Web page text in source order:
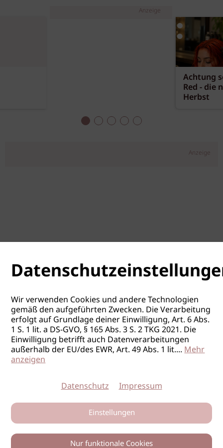
Anzeige
Achtung
Red - die
Herbst
Anzeige
Wir verwenden Cookies und andere Technologien
gemäß den aufgeführten Zwecken. Die Verarbeitung
erfolgt auf Grundlage deiner Einwilligung, Art. 6 Abs.
1 S. 1 lit. a DS-GVO, § 165 Abs. 3 S. 2 TKG 2021. Die
Einwilligung betrifft auch Datenverarbeitungen
außerhalb der EU/des EWR, Art. 49 Abs. 1 lit....Mehr
anzeigen
Datenschutz Impressum
Einstellungen
Nur funktionale Cookies